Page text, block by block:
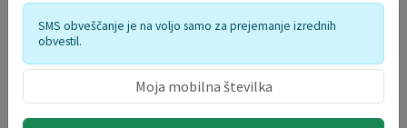
OKOLJE IN PROSTOR
SMS obveščanje je na voljo samo za prejemanje izrednih
obvestil.